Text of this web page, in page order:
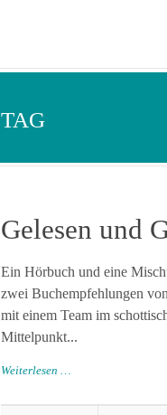
TAG
Gelesen und
Ein Hörbuch und eine
zwei Buchempfehlungen
mit einem Team im
Mittelpunkt...
Weiterlesen …